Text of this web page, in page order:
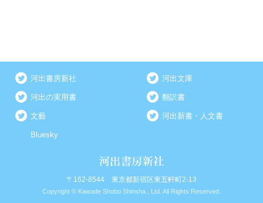
河出書房新社 河出文庫
河出の実用書 翻訳書
文藝 河出新書・人文書
Bluesky
〒162-8544 東京都新宿区東五軒町2-13
Copyright © Kawade Shobo Shinsha., Ltd. All Rights Reserved.